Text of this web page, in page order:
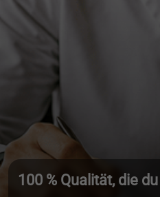
100 % Qualität, die